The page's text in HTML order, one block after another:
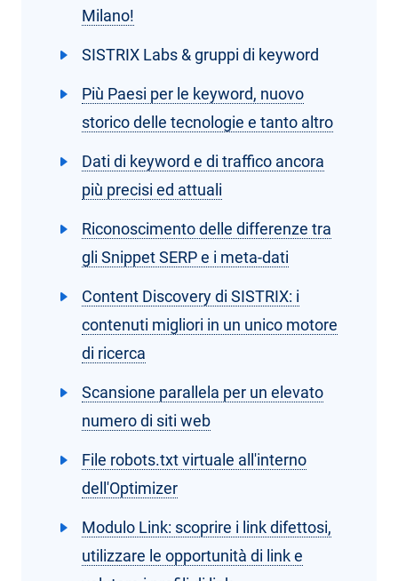
Milano!
SISTRIX Labs & gruppi di keyword
Più Paesi per le keyword, nuovo
storico delle tecnologie e tanto altro
Dati di keyword e di traffico ancora
più precisi ed attuali
Riconoscimento delle differenze tra
gli Snippet SERP e i meta-dati
Content Discovery di SISTRIX: i
contenuti migliori in un unico motore
di ricerca
Scansione parallela per un elevato
numero di siti web
File robots.txt virtuale all'interno
dell'Optimizer
Modulo Link: scoprire i link difettosi,
utilizzare le opportunità di link e